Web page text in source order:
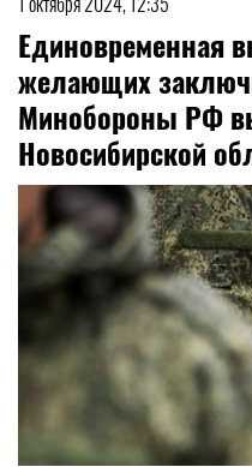
Единовременная
желающих
Минобороны РФ
Новосибирской